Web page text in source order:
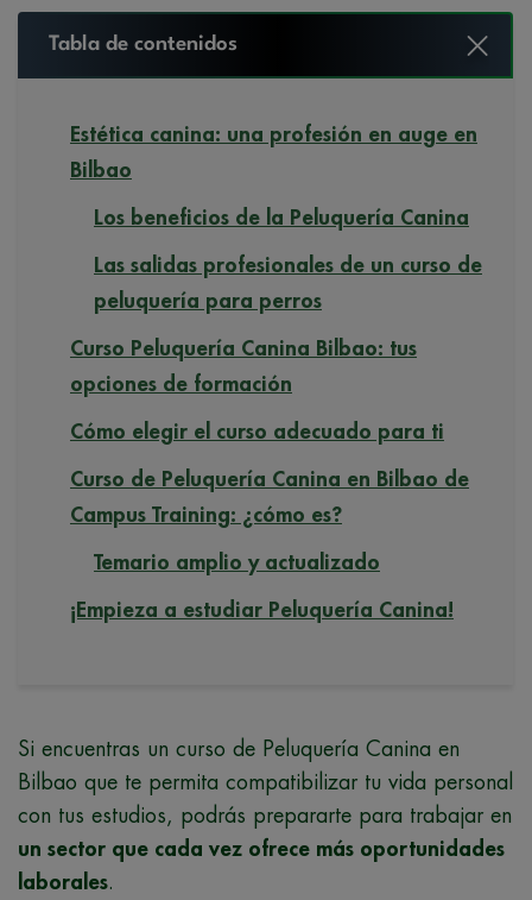
Tabla de contenidos
Estética canina: una profesión en auge en
Bilbao
Los beneficios de la Peluquería Canina
Las salidas profesionales de un curso de
peluquería para perros
Curso Peluquería Canina Bilbao: tus
opciones de formación
Cómo elegir el curso adecuado para ti
Curso de Peluquería Canina en Bilbao de
Campus Training: ¿cómo es?
Temario amplio y actualizado
¡Empieza a estudiar Peluquería Canina!
Si encuentras un curso de Peluquería Canina en
Bilbao que te permita compatibilizar tu vida personal
con tus estudios, podrás prepararte para trabajar en
un sector que cada vez ofrece más oportunidades
laborales.